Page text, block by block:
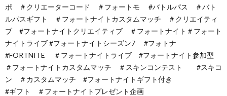
ポ ＃クリエーターコード ＃フォートモ #バトルパス ＃バト
ルパスギフト​ ＃フォートナイトカスタムマッチ ＃クリエイティ
ブ #フォートナイトクリエイティブ ＃フォートナイト＃フォート
ナイトライブ #フォートナイトシーズン7 #フォトナ
#FORTNITE ＃フォートナイトライブ #フォートナイト参加型
＃フォートナイトカスタムマッチ ＃スキンコンテスト #スキコ
ン ＃カスタムマッチ #フォートナイトギフト付き
#ギフト ＃フォートナイトプレゼント企画